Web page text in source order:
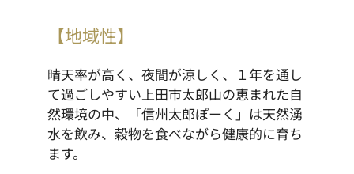
【地域性】
晴天率が高く、夜間が涼しく、１年を通し
て過ごしやすい上田市太郎山の恵まれた自
然環境の中、「信州太郎ぽーく」は天然湧
水を飲み、穀物を食べながら健康的に育ち
ます。